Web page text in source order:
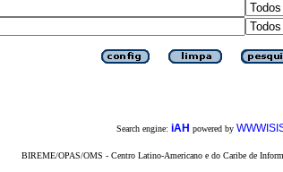
Search engine: iAH powered by
BIREME/OPAS/OMS - Centro Latino-Americano e do Caribe de